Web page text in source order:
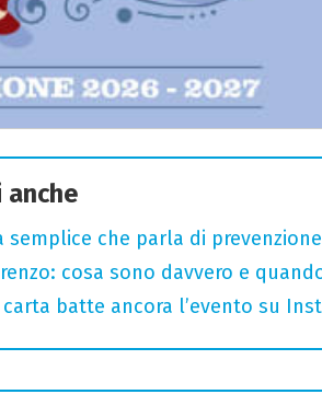
semplice che parla di
cosa sono davvero e
batte ancora l’evento su